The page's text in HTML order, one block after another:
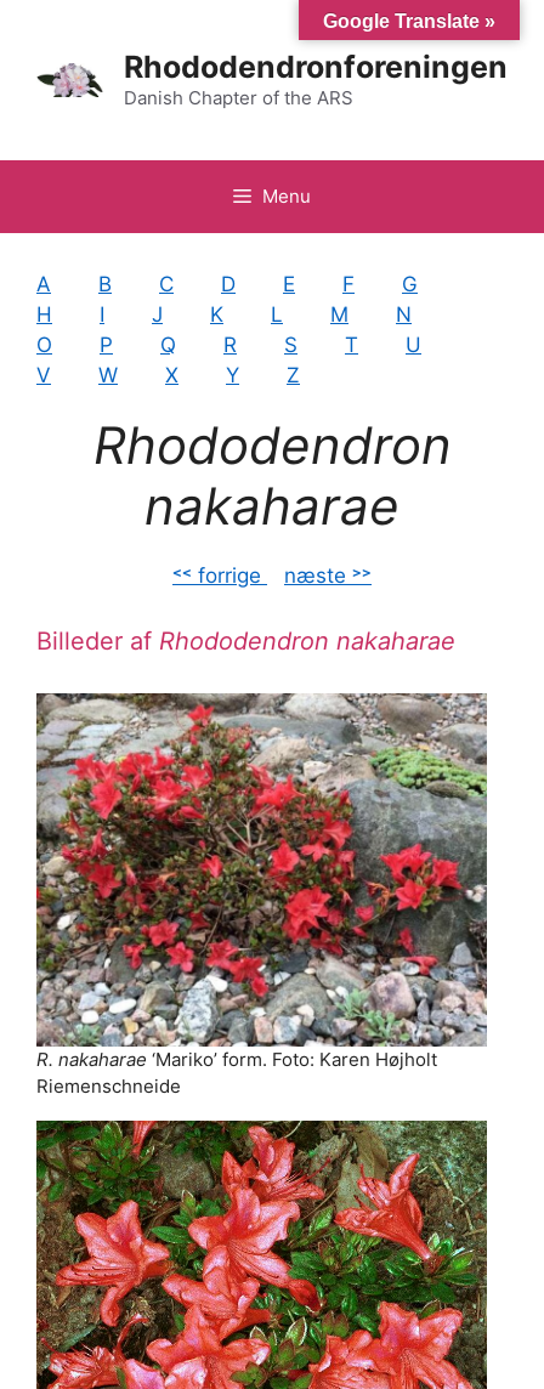
indhold
Rhododendronforeningen
Danish Chapter of the ARS
Menu
A B C D E F
G
H
I J K L M
N
O
P Q R S T
U
V
W X Y Z
Rhododendron
nakaharae
˂˂ forrige næste ˃˃
Billeder af Rhododendron nakaharae
R. nakaharae ‘Mariko’ form. Foto: Karen Højholt
Riemenschneide
Google Translate »